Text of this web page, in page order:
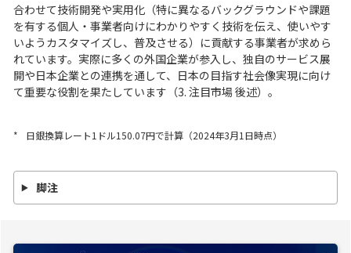
合わせて技術開発や実用化（特に異なるバックグラウンドや課題
を有する個人・事業者向けにわかりやすく技術を伝え、使いやす
いようカスタマイズし、普及させる）に貢献する事業者が求めら
れています。実際に多くの外国企業が参入し、独自のサービス展
開や日本企業との連携を通して、日本の目指す社会像実現に向け
て重要な役割を果たしています（3. 注目市場 後述）。
* 日銀換算レート1ドル150.07円で計算（2024年3月1日時点）
脚注